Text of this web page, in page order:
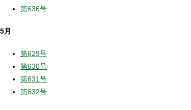
第636号
5月
第629号
第630号
第631号
第632号